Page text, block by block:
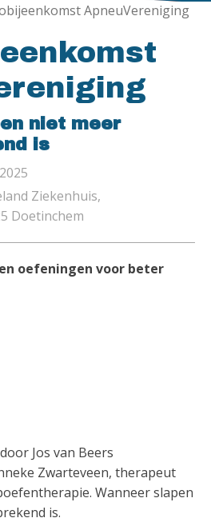
ApneuVereniging
niet meer
is
Ziekenhuis,
Doetinchem
oefeningen voor beter
Jos van Beers
Zwarteveen, therapeut
Wanneer slapen
is.